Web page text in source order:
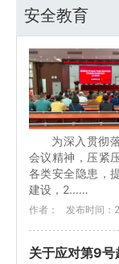
安全教育
为深入贯彻
会议精神，压紧
各类安全隐患，
建设，2...…
作者： 发布时间
关于应对第9号